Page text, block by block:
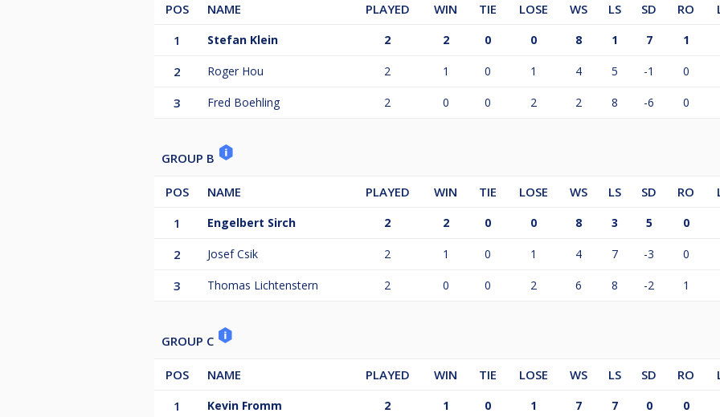
POS NAME PLAYED WIN TIE LOSE WS LS SD RO
1
Stefan Klein 2 2 0 0 8 1 7 1
2 Roger Hou 2 1 0 1 4 5 -1 0
3 Fred Boehling 2 0 0 2 2 8 -6 0
GROUP B
POS NAME PLAYED WIN TIE LOSE WS LS SD RO
1
Engelbert Sirch 2 2 0 0 8 3 5 0
2 Josef Csik 2 1 0 1 4 7 -3 0
3 Thomas Lichtenstern 2 0 0 2 6 8 -2 1
GROUP C
POS NAME PLAYED WIN TIE LOSE WS LS SD RO
1
Kevin Fromm 2 1 0 1 7 7 0 0